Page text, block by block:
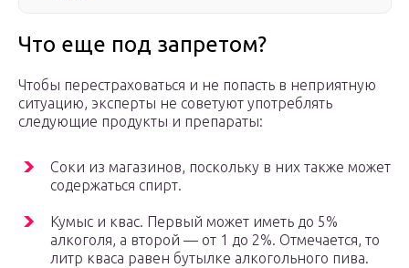
Что еще под запретом?
Чтобы перестраховаться и не попасть в неприятную
ситуацию, эксперты не советуют употреблять
следующие продукты и препараты:
Соки из магазинов, поскольку в них также может
содержаться спирт.
Кумыс и квас. Первый может иметь до 5%
алкоголя, а второй — от 1 до 2%. Отмечается, то
литр кваса равен бутылке алкогольного пива.